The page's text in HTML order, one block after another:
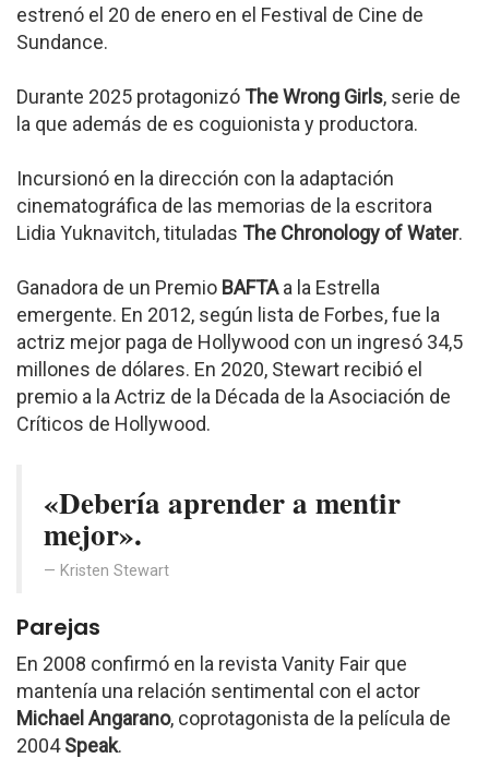
estrenó el 20 de enero en el Festival de Cine de
Sundance.
Durante 2025 protagonizó The Wrong Girls, serie de
la que además de es coguionista y productora.
Incursionó en la dirección con la adaptación
cinematográfica de las memorias de la escritora
Lidia Yuknavitch, tituladas The Chronology of Water.
Ganadora de un Premio BAFTAa la Estrella
emergente. En 2012, según lista de Forbes, fue la
actriz mejor paga de Hollywood con un ingresó 34,5
millones de dólares. En 2020, Stewart recibió el
premio a la Actriz de la Década de la Asociación de
Críticos de Hollywood.
«Debería aprender a mentir
mejor».
Kristen Stewart
Parejas
En 2008 confirmó en la revista Vanity Fair que
mantenía una relación sentimental con el actor
Michael Angarano, coprotagonista de la película de
2004Speak.